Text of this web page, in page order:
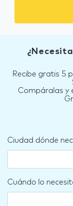
Recibe gratis 5
Compáralas y
Ciudad dónde
Cuándo lo